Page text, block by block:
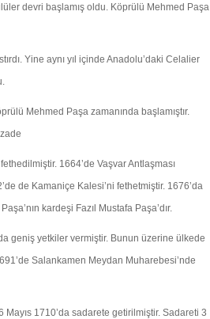
devri başlamış oldu. Köprülü Mehmed Paşa
Yine aynı yıl içinde Anadolu’daki Celalier
Mehmed Paşa zamanında başlamıştır.
1664’de Vaşvar Antlaşması
de Kamaniçe Kalesi’ni fethetmiştir. 1676’da
kardeşi Fazıl Mustafa Paşa’dır.
geniş yetkiler vermiştir. Bunun üzerine ülkede
Salankamen Meydan Muharebesi’nde
1710’da sadarete getirilmiştir. Sadareti 3